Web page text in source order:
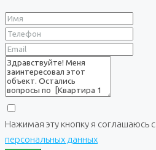
Нажимая эту кнопку я соглашаюсь с
персональных данных